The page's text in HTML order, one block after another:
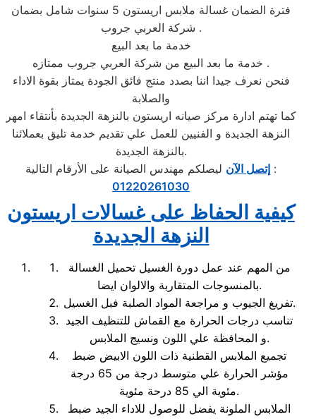
فترة الضمان غسالة ملابس اريستون 5 سنوات شامل بضمان
شركة العربي جروب .
خدمة ما بعد البيع
خدمة ما بعد البيع من شركة العربي جروب ممتازه .
فنحن نعرف جيدا اننا بصدد منتج فائق الجودة يمتاز بقوة الاداء
والصلابة
كما تهتم ادارة مركز صيانه اريستون بالنزهة الجديدة بأنتقاء امهر
النزهة الجديدة و الفنيين للعمل علي تقديم خدمة تليق بعملائنا
بالنزهة الجديدة.
إتصل الآن ليصلكم مهندس الصيانة على الأرقام التالية :
01220261030
كيفية الحفاظ على غسالات اريستون
النزهة الجديدة
من المهم عند عمل دورة الغسيل تحميل الغسالة
بالمنسوجات المتقاربة والالوان ايضا.
تفريغ الجيوب و مراجعة المواد الصلبة فبل الغسيل.
تناسب درجات الحرارة مع القماش للتنظيف الجيد
و المحافظة علي اللون ونسيج الملابس.
تجميع الملابس القطنية ذات اللون الابيض ضبط
مؤشر الحرارة علي متوسط درجة من 65 درجة
مئوية الي 85 درحة مئوية.
الملابس الملونة يفضل للوصول للاداء الجيد ضبط